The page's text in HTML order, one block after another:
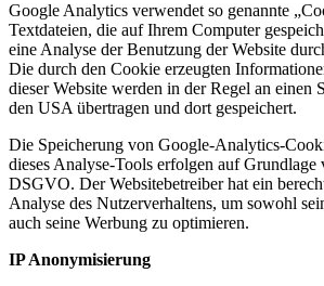
Google Analytics verwendet so genannte
Textdateien, die auf Ihrem Computer
eine Analyse der Benutzung der Website
Die durch den Cookie erzeugten
dieser Website werden in der Regel an einen
den USA übertragen und dort gespeichert.
Die Speicherung von Google-Analytics-
dieses Analyse-Tools erfolgen auf
DSGVO. Der Websitebetreiber hat ein
Analyse des Nutzerverhaltens, um sowohl
auch seine Werbung zu optimieren.
IP Anonymisierung